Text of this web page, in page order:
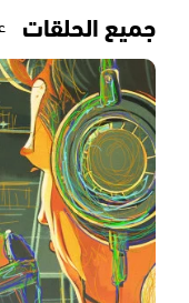
جميع الحلقات